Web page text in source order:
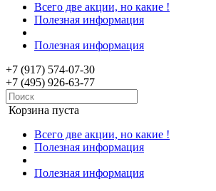
Всего две акции, но какие !
Полезная информация
Полезная информация
+7 (917) 574-07-30
+7 (495) 926-63-77
Корзина пуста
Всего две акции, но какие !
Полезная информация
Полезная информация